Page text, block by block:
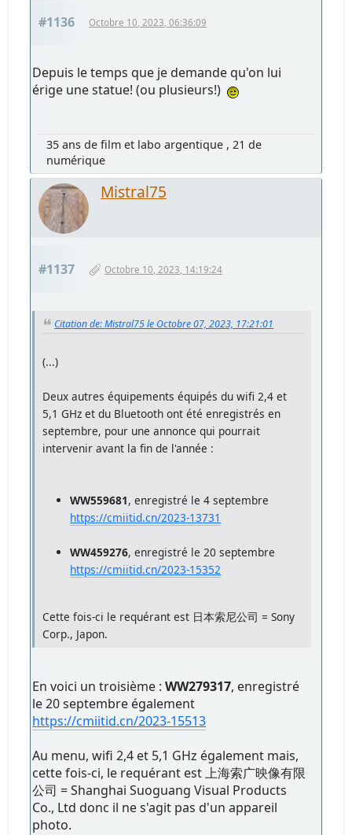
#1136 Octobre 10, 2023, 06:36:09
Depuis le temps que je demande qu'on lui
érige une statue! (ou plusieurs!)
35 ans de film et labo argentique , 21 de
numérique
Mistral75
#1137 Octobre 10, 2023, 14:19:24
Citation de: Mistral75 le Octobre 07, 2023, 17:21:01
(...)
Deux autres équipements équipés du wifi 2,4 et
5,1 GHz et du Bluetooth ont été enregistrés en
septembre, pour une annonce qui pourrait
intervenir avant la fin de l'année :
WW559681, enregistré le 4 septembre
https://cmiitid.cn/2023-13731
WW459276, enregistré le 20 septembre
https://cmiitid.cn/2023-15352
Cette fois-ci le requérant est 日本索尼公司 = Sony
Corp., Japon.
En voici un troisième :WW279317, enregistré
le 20 septembre également
https://cmiitid.cn/2023-15513
Au menu, wifi 2,4 et 5,1 GHz également mais,
cette fois-ci, le requérant est 上海索广映像有限
公司 = Shanghai Suoguang Visual Products
Co., Ltd donc il ne s'agit pas d'un appareil
photo.